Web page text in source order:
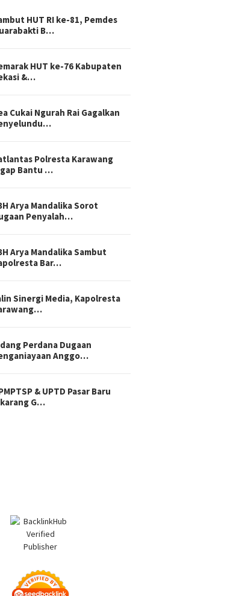
HUT RI ke-81, Pemdes
B…
HUT ke-76 Kabupaten
&…
Cukai Ngurah Rai Gagalkan
Polresta Karawang
Bantu …
Arya Mandalika Sorot
Penyalah…
Arya Mandalika Sambut
Bar…
Sinergi Media, Kapolresta
Perdana Dugaan
Anggo…
& UPTD Pasar Baru
G…